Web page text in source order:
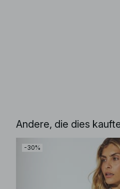
Andere, die dies
-30%